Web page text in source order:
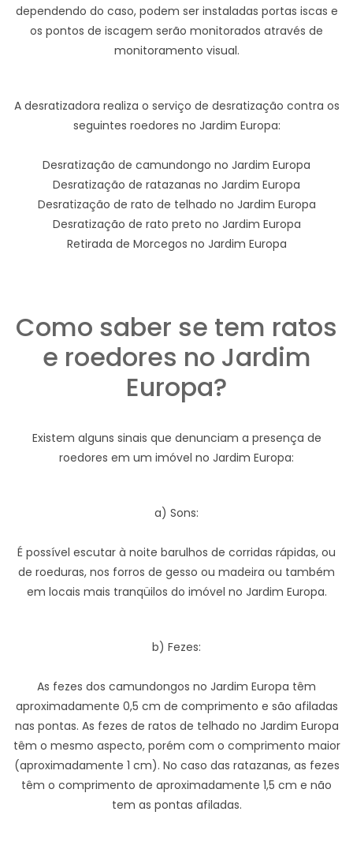
dependendo do caso, podem ser instaladas portas iscas e
os pontos de iscagem serão monitorados através de
monitoramento visual.
A desratizadora realiza o serviço de desratização contra os
seguintes roedores no Jardim Europa:
Desratização de camundongo no Jardim Europa
Desratização de ratazanas no Jardim Europa
Desratização de rato de telhado no Jardim Europa
Desratização de rato preto no Jardim Europa
Retirada de Morcegos no Jardim Europa
Como saber se tem ratos
e roedores no Jardim
Europa?
Existem alguns sinais que denunciam a presença de
roedores em um imóvel no Jardim Europa:
a) Sons:
É possível escutar à noite barulhos de corridas rápidas, ou
de roeduras, nos forros de gesso ou madeira ou também
em locais mais tranqüilos do imóvel no Jardim Europa.
b) Fezes:
As fezes dos camundongos no Jardim Europa têm
aproximadamente 0,5 cm de comprimento e são afiladas
nas pontas. As fezes de ratos de telhado no Jardim Europa
têm o mesmo aspecto, porém com o comprimento maior
(aproximadamente 1 cm). No caso das ratazanas, as fezes
têm o comprimento de aproximadamente 1,5 cm e não
tem as pontas afiladas.